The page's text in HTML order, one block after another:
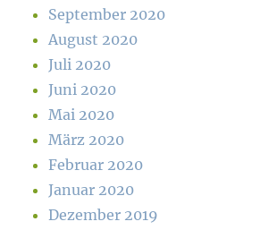
September 2020
August 2020
Juli 2020
Juni 2020
Mai 2020
März 2020
Februar 2020
Januar 2020
Dezember 2019